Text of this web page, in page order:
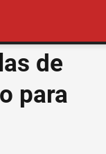
de
para